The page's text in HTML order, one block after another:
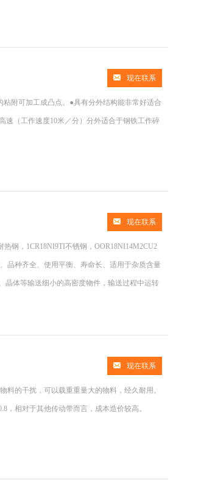
现在联系
附可加工成凸点。●具有分外结构能非常好适合
速（工作速度10米／分）分外适合于钢铁工作碎
现在联系
钢，1CR18NI9TI不锈钢，OOR18NI14M2CU2
品种齐全、使用平衡、寿命长、适用于杂质含量
晶体等输送细小的高密度物件，输送过程中运转
现在联系
料的干扰，可以载重重量大的物料，经久耐用。
，相对于其他传动带而言，成本造价较高。